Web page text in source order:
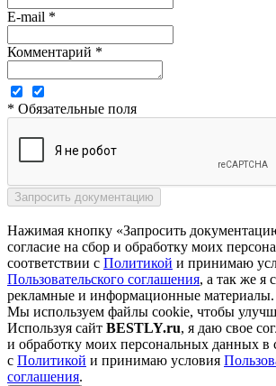
E-mail *
Комментарий *
* Обязательные поля
Нажимая кнопку «Запросить
согласие на сбор и обработку моих
соответствии с Политикой и принимаю
Пользовательского соглашения, а так же я
рекламные и информационные материалы.
Мы используем файлы cookie, чтобы
Используя сайт BESTLY.ru, я даю свое
и обработку моих персональных данных в
с Политикой и принимаю условия
соглашения.